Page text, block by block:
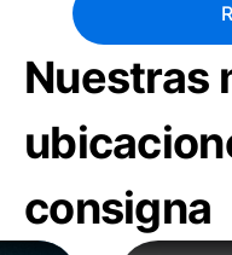
Nuestras
consigna